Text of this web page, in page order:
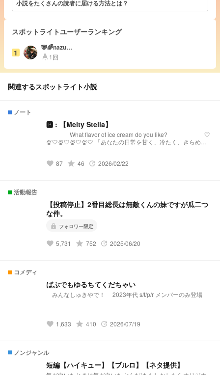
小説をたくさんの読者に届ける方法とは？
スポットライトユーザーランキング
1
🐼🌈nazuki
🍭 💣
highlight 1回
関連するスポットライト小説
ノート
🅿︎ : 【Melty Stella】
What flavor of ice cream do you like? 🤍
🍨🤍🍨🤍🍨🤍🍨🤍 「あなたの日常を甘く、冷たく、きらめか
届けるプリチューバ事務所です。 略称:メルステ 事務
favorite 87 grade 46 update 2026/02/22
活動報告
【投稿停止】2番目総長は無敵くんの妹ですが瓜二つ
な件。
lock フォロワー限定
favorite 5,731 grade 752 update 2025/06/20
コメディ
ばぶでもゆるちてくだちゃい
みんなしゅきやで！ 2023年代 s/t/p/r メンバーのみ登場
favorite 1,633 grade 410 update 2026/07/19
ノンジャンル
短編【ハイキュー】【ブルロ】【ネタ提供】